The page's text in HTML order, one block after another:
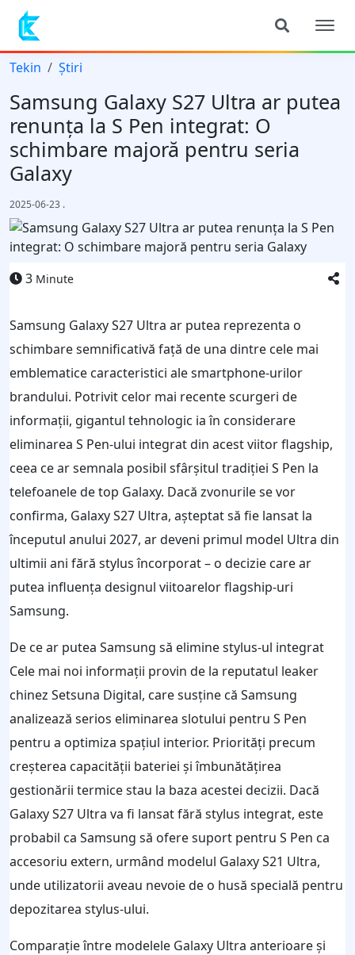
Tekin Știri
Samsung Galaxy S27 Ultra ar putea
renunța la S Pen integrat: O
schimbare majoră pentru seria
Galaxy
2025-06-23 .
3 Minute
Samsung Galaxy S27 Ultra ar putea reprezenta o
schimbare semnificativă față de una dintre cele mai
emblematice caracteristici ale smartphone-urilor
brandului. Potrivit celor mai recente scurgeri de
informații, gigantul tehnologic ia în considerare
eliminarea S Pen-ului integrat din acest viitor flagship,
ceea ce ar semnala posibil sfârșitul tradiției S Pen la
telefoanele de top Galaxy. Dacă zvonurile se vor
confirma, Galaxy S27 Ultra, așteptat să fie lansat la
începutul anului 2027, ar deveni primul model Ultra din
ultimii ani fără stylus încorporat – o decizie care ar
putea influența designul viitoarelor flagship-uri
Samsung.
De ce ar putea Samsung să elimine stylus-ul integrat
Cele mai noi informații provin de la reputatul leaker
chinez Setsuna Digital, care susține că Samsung
analizează serios eliminarea slotului pentru S Pen
pentru a optimiza spațiul interior. Priorități precum
creșterea capacității bateriei și îmbunătățirea
gestionării termice stau la baza acestei decizii. Dacă
Galaxy S27 Ultra va fi lansat fără stylus integrat, este
probabil ca Samsung să ofere suport pentru S Pen ca
accesoriu extern, urmând modelul Galaxy S21 Ultra,
unde utilizatorii aveau nevoie de o husă specială pentru
depozitarea stylus-ului.
Comparație între modelele Galaxy Ultra anterioare și